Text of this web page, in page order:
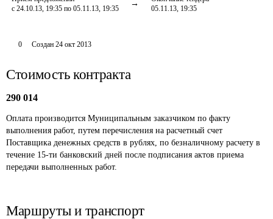
с 24.10.13, 19:35 по 05.11.13, 19:35
05.11.13, 19:35
0 Создан 24 окт 2013
Стоимость контракта
290 014
Оплата производится Муниципальным заказчиком по факту
выполнения работ, путем перечисления на расчетный счет
Поставщика денежных средств в рублях, по безналичному расчету в
течение 15-ти банковский дней после подписания актов приема
передачи выполненных работ.
Маршруты и транспорт